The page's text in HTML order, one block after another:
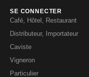
SE CONNECTER
Café, Hôtel, Restaurant
Distributeur, Importateur
Caviste
Vigneron
Particulier